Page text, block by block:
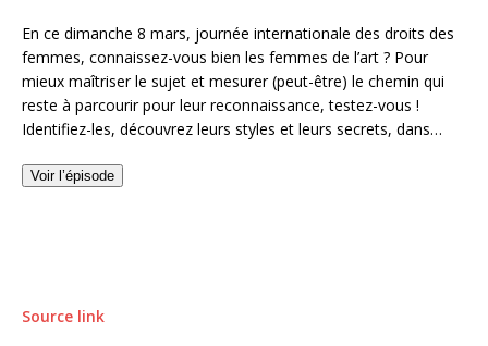
En ce dimanche 8 mars, journée internationale des droits des
femmes, connaissez-vous bien les femmes de l’art ? Pour
mieux maîtriser le sujet et mesurer (peut-être) le chemin qui
reste à parcourir pour leur reconnaissance, testez-vous !
Identifiez-les, découvrez leurs styles et leurs secrets, dans…
Voir l’épisode
Source link